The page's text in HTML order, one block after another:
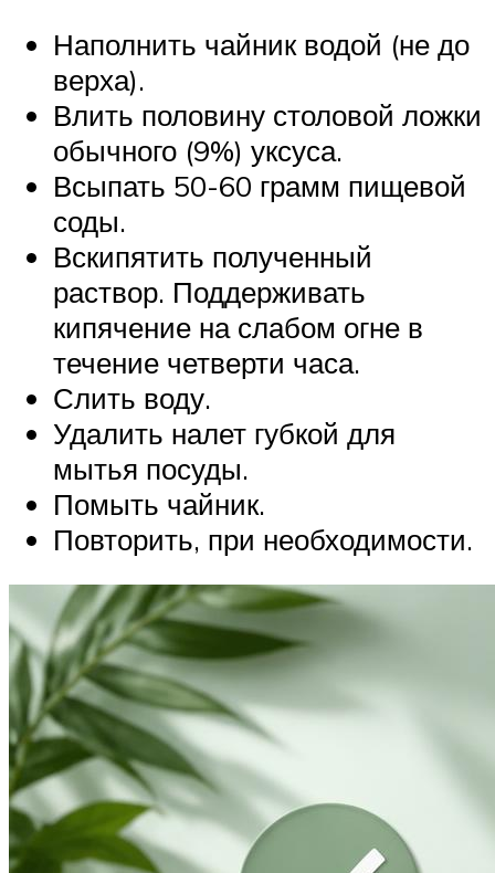
Наполнить чайник водой (не до
верха).
Влить половину столовой ложки
обычного (9%) уксуса.
Всыпать 50-60 грамм пищевой
соды.
Вскипятить полученный
раствор. Поддерживать
кипячение на слабом огне в
течение четверти часа.
Слить воду.
Удалить налет губкой для
мытья посуды.
Помыть чайник.
Повторить, при необходимости.